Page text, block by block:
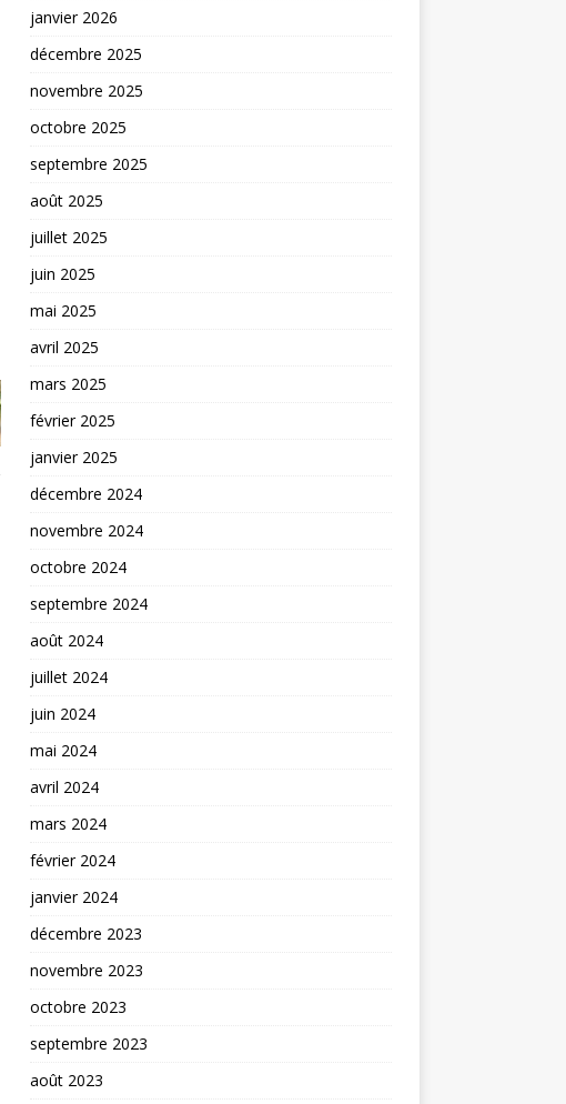
janvier 2026
décembre 2025
novembre 2025
octobre 2025
septembre 2025
août 2025
juillet 2025
juin 2025
mai 2025
avril 2025
mars 2025
février 2025
janvier 2025
décembre 2024
novembre 2024
octobre 2024
septembre 2024
août 2024
juillet 2024
juin 2024
mai 2024
avril 2024
mars 2024
février 2024
janvier 2024
décembre 2023
novembre 2023
octobre 2023
septembre 2023
août 2023